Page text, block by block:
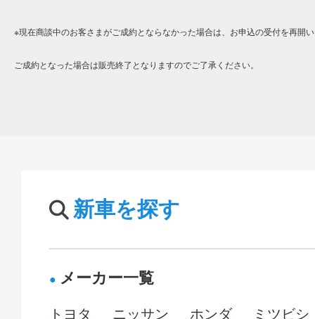
※現在商談中のお客さまがご成約とならなかった場合は、お申込の受付を再開
ご成約となった場合は販売終了となりますのでご了承ください。
新車を探す
メーカー一覧
トヨタ ニッサン ホンダ
ミツビシ